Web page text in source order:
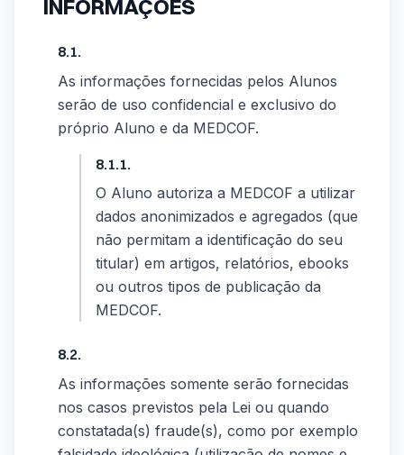
INFORMAÇÕES
8.1.
As informações fornecidas pelos Alunos
serão de uso confidencial e exclusivo do
próprio Aluno e da MEDCOF.
8.1.1.
O Aluno autoriza a MEDCOF a utilizar
dados anonimizados e agregados (que
não permitam a identificação do seu
titular) em artigos, relatórios, ebooks
ou outros tipos de publicação da
MEDCOF.
8.2.
As informações somente serão fornecidas
nos casos previstos pela Lei ou quando
constatada(s) fraude(s), como por exemplo